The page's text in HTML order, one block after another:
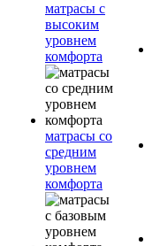
матрасы с
высоким
уровнем
комфорта
матрасы со
средним
уровнем
комфорта